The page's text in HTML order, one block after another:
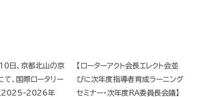
日、京都北山の京
て、国際ロータリー
2025-2026年
【ローターアクト会長エレクト会並
びに次年度指導者育成ラーニング
セミナー・次年度RA委員長会議】